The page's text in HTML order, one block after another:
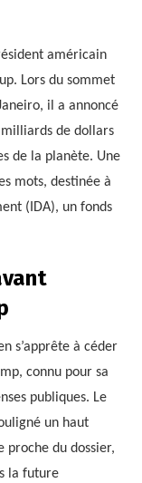
américain
Lors du sommet
il a annoncé
milliards de dollars
de la planète. Une
mots, destinée à
(IDA), un fonds
s’apprête à céder
connu pour sa
publiques. Le
un haut
proche du dossier,
la future